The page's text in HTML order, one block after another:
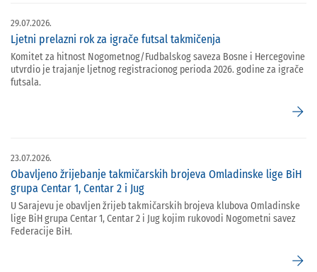
29.07.2026.
Ljetni prelazni rok za igrače futsal takmičenja
Komitet za hitnost Nogometnog/Fudbalskog saveza Bosne i Hercegovine
utvrdio je trajanje ljetnog registracionog perioda 2026. godine za igrače
futsala.
arrow_forward
23.07.2026.
Obavljeno žrijebanje takmičarskih brojeva Omladinske lige BiH
grupa Centar 1, Centar 2 i Jug
U Sarajevu je obavljen žrijeb takmičarskih brojeva klubova Omladinske
lige BiH grupa Centar 1, Centar 2 i Jug kojim rukovodi Nogometni savez
Federacije BiH.
arrow_forward